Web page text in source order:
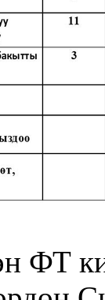
ФТ